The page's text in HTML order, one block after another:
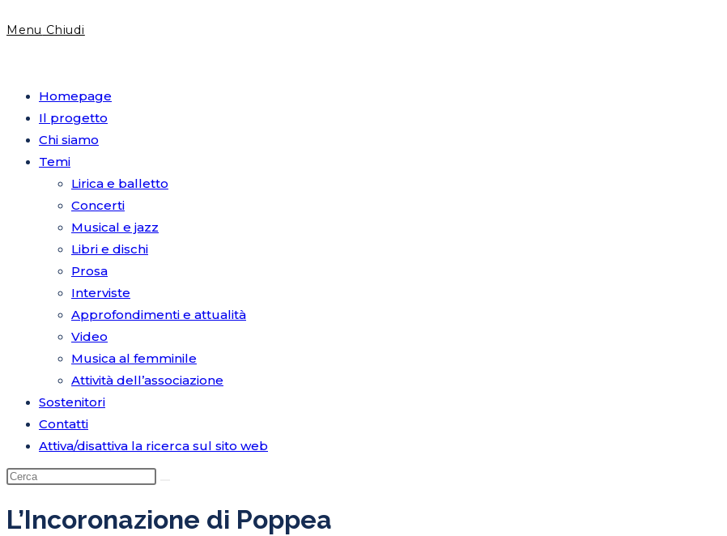
Menu Chiudi
Homepage
Il progetto
Chi siamo
Temi
Lirica e balletto
Concerti
Musical e jazz
Libri e dischi
Prosa
Interviste
Approfondimenti e attualità
Video
Musica al femminile
Attività dell’associazione
Sostenitori
Contatti
Attiva/disattiva la ricerca sul sito web
L’Incoronazione di Poppea